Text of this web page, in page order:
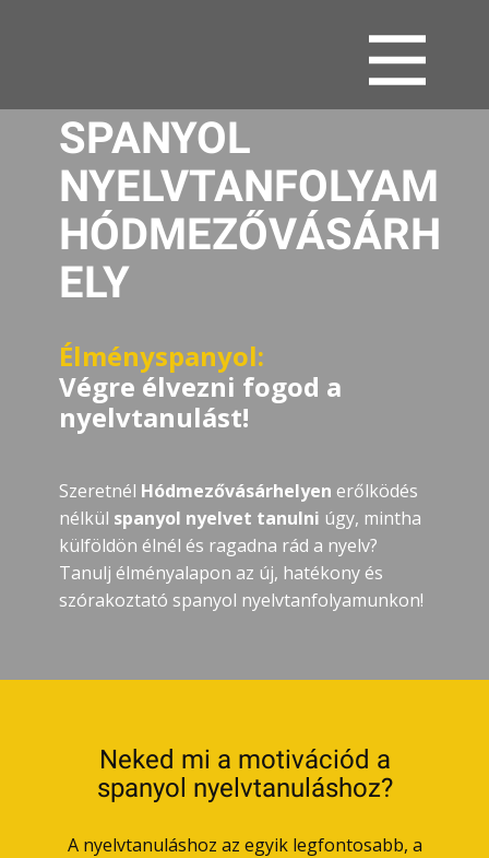
SPANYOL
NYELVTANFOLYAM
HÓDMEZŐVÁSÁRH
ELY
Élményspanyol:
Végre élvezni fogod a
nyelvtanulást!
Szeretnél Hódmezővásárhelyen erőlködés
nélkül spanyol nyelvet tanulni úgy, mintha
külföldön élnél és ragadna rád a nyelv?
Tanulj élményalapon az új, hatékony és
szórakoztató spanyol nyelvtanfolyamunkon!
Neked mi a motivációd a
spanyol nyelvtanuláshoz?
A nyelvtanuláshoz az egyik legfontosabb, a